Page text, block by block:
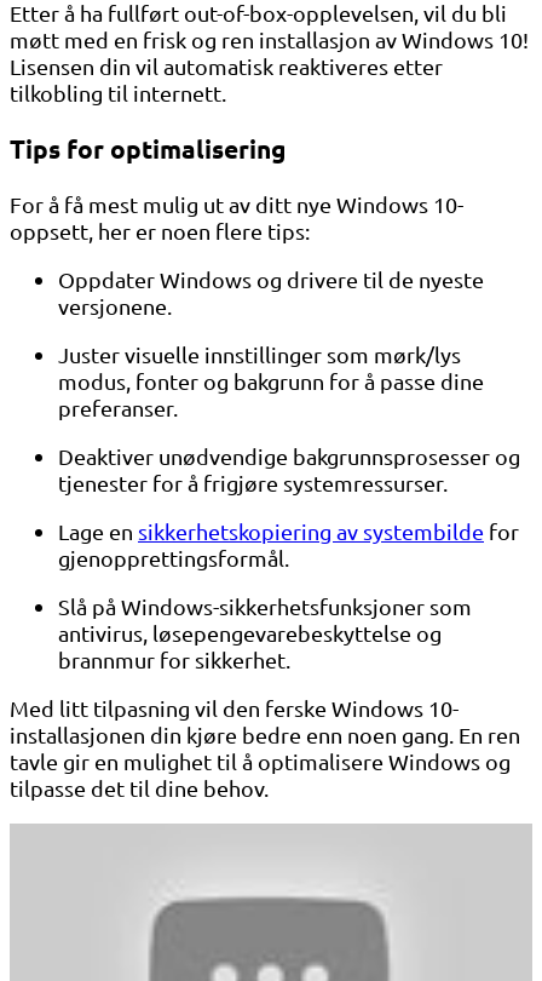
Etter å ha fullført out-of-box-opplevelsen, vil du bli
møtt med en frisk og ren installasjon av Windows 10!
Lisensen din vil automatisk reaktiveres etter
tilkobling til internett.
Tips for optimalisering
For å få mest mulig ut av ditt nye Windows 10-
oppsett, her er noen flere tips:
Oppdater Windows og drivere til de nyeste
versjonene.
Juster visuelle innstillinger som mørk/lys
modus, fonter og bakgrunn for å passe dine
preferanser.
Deaktiver unødvendige bakgrunnsprosesser og
tjenester for å frigjøre systemressurser.
Lage en sikkerhetskopiering av systembilde for
gjenopprettingsformål.
Slå på Windows-sikkerhetsfunksjoner som
antivirus, løsepengevarebeskyttelse og
brannmur for sikkerhet.
Med litt tilpasning vil den ferske Windows 10-
installasjonen din kjøre bedre enn noen gang. En ren
tavle gir en mulighet til å optimalisere Windows og
tilpasse det til dine behov.